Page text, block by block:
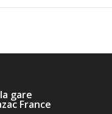
gare
France